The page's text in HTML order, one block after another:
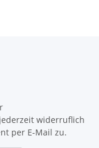
widerruflich
per E-Mail zu.